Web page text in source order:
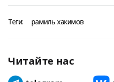
Теги: рамиль хакимов
Читайте нас